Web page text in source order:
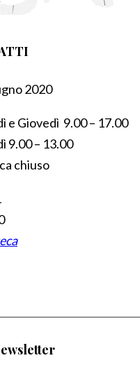
2020
e Giovedì 9.00 – 17.00
9.00 – 13.00
chiuso